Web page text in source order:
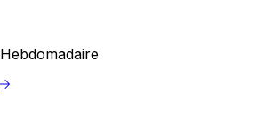
Hebdomadaire